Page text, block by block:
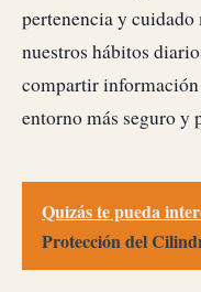
pertenencia y cuidado
nuestros hábitos
compartir
entorno más seguro y
Quizás te pueda
Protección del